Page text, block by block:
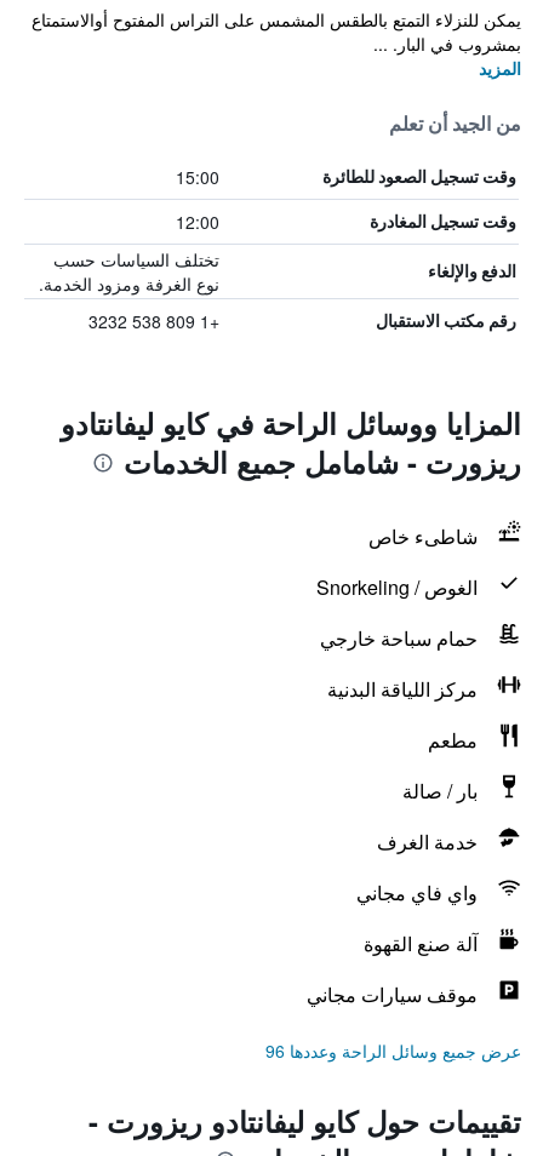
يمكن للنزلاء التمتع بالطقس المشمس على التراس المفتوح أوالاستمتاع
بمشروب في البار. ...
المزيد
من الجيد أن تعلم
وقت تسجيل الصعود للطائرة 15:00
وقت تسجيل المغادرة 12:00
الدفع والإلغاء
تختلف السياسات حسب
نوع الغرفة ومزود الخدمة.
رقم مكتب الاستقبال +1 809 538 3232
المزايا ووسائل الراحة في كايو ليفانتادو
ريزورت - شامامل جميع الخدمات
شاطىء خاص
الغوص / Snorkeling
حمام سباحة خارجي
مركز اللياقة البدنية
مطعم
بار / صالة
خدمة الغرف
واي فاي مجاني
آلة صنع القهوة
موقف سيارات مجاني
عرض جميع وسائل الراحة وعددها 96
تقييمات حول كايو ليفانتادو ريزورت -